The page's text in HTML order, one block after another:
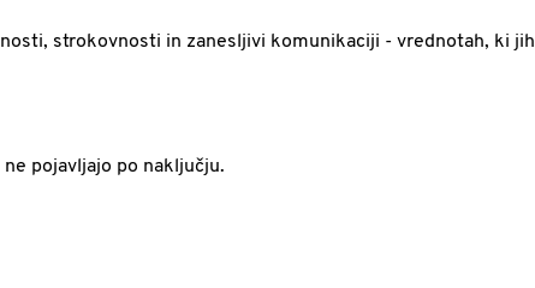
strokovnosti in zanesljivi komunikaciji - vrednotah, ki jih
pojavljajo po naključju.